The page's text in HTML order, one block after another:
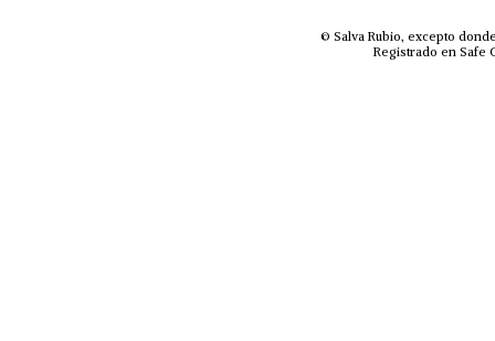
© Salva Rubio, excepto
Registrado en Safe